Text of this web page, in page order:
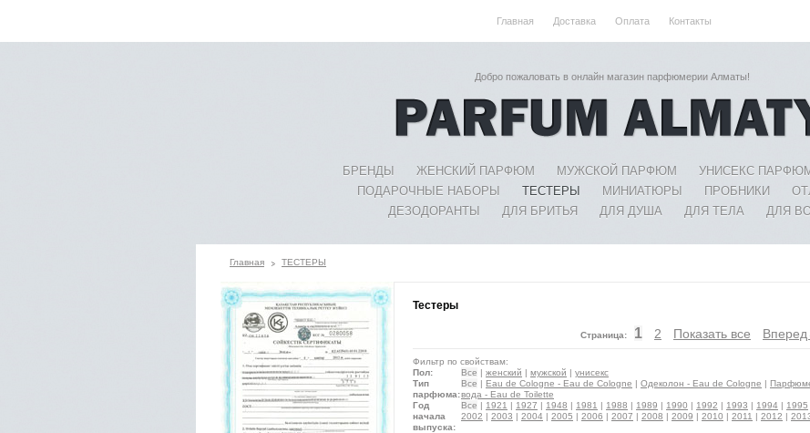
Главная Доставка Оплата Контакты
Добро пожаловать в онлайн магазин парфюмерии Алматы!
БРЕНДЫ ЖЕНСКИЙ ПАРФЮМ МУЖСКОЙ ПАРФЮМ УНИСЕКС
ПОДАРОЧНЫЕ НАБОРЫ
ТЕСТЕРЫ МИНИАТЮРЫ ПРОБНИКИ
ДЕЗОДОРАНТЫ
ДЛЯ БРИТЬЯ ДЛЯ ДУША ДЛЯ ТЕЛА ДЛЯ
Главная ТЕСТЕРЫ
Тестеры
Страница: 1 2 Показать все
Фильтр по свойствам:
Пол:
Все | женский | мужской | унисекс
Тип
парфюма:
Все | Eau de Cologne - Eau de Cologne | Одеколон - Eau de Cologne |
вода - Eau de Toilette
Год
начала
выпуска:
Все | 1921 | 1927 | 1948 | 1981 | 1988 | 1989 | 1990 | 1992 | 1993 | 1994 | 1995
2002 | 2003 | 2004 | 2005 | 2006 | 2007 | 2008 | 2009 | 2010 | 2011 | 2012 |